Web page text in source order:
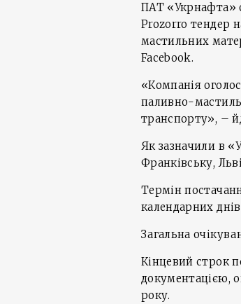
ПАТ «Укрнафта»
Prozorro тендер
мастильних
Facebook.
«Компанія
паливно-
транспорту», –
Як зазначили в
Франківську,
Термін
календарних
Загальна
Кінцевий строк
документацією,
року.